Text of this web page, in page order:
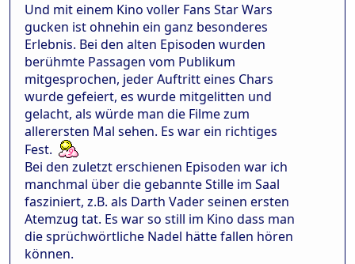
Und mit einem Kino voller Fans Star Wars
gucken ist ohnehin ein ganz besonderes
Erlebnis. Bei den alten Episoden wurden
berühmte Passagen vom Publikum
mitgesprochen, jeder Auftritt eines Chars
wurde gefeiert, es wurde mitgelitten und
gelacht, als würde man die Filme zum
allerersten Mal sehen. Es war ein richtiges
Fest.
Bei den zuletzt erschienen Episoden war ich
manchmal über die gebannte Stille im Saal
fasziniert, z.B. als Darth Vader seinen ersten
Atemzug tat. Es war so still im Kino dass man
die sprüchwörtliche Nadel hätte fallen hören
können.